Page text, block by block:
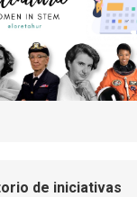
de iniciativas